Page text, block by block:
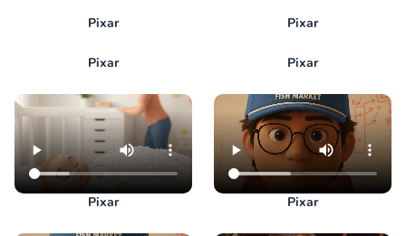
Pixar Pixar
Pixar Pixar
Pixar Pixar